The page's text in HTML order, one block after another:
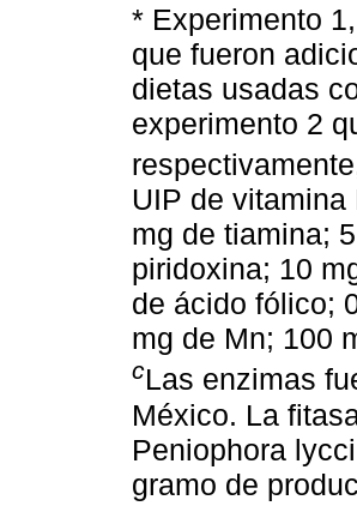
* Experimento
que fueron
dietas usadas
experimento 2
UIP de
mg de tiamina;
piridoxina; 10
de ácido fólico;
mg de Mn; 100
cLas enzimas
México. La
Peniophora
gramo de